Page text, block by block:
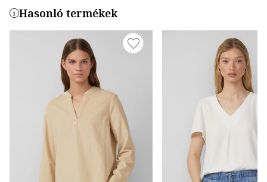
Hasonló termékek